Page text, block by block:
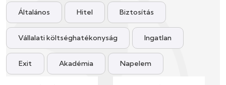
Általános Hitel Biztosítás
Vállalati költséghatékonyság Ingatlan
Exit Akadémia Napelem